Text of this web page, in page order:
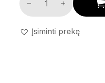
Įsiminti prekę